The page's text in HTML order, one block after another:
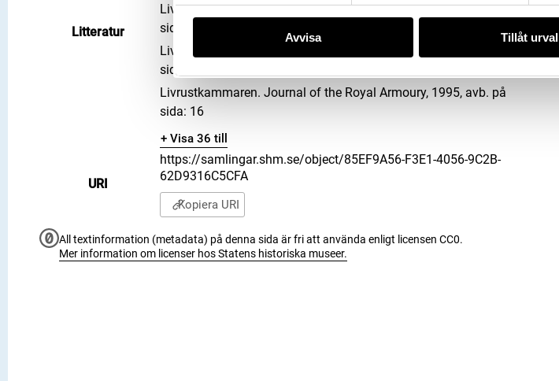
Avvisa Tillåt urval
Litteratur
Livrustkammaren. Journal of the Royal Armoury, 1998, avb. på
sida: 16
Livrustkammaren. Journal of the Royal Armoury, 1997, avb. på
sida: 16
Livrustkammaren. Journal of the Royal Armoury, 1995, avb. på
sida: 16
+ Visa 36 till
URI
https://samlingar.shm.se/object/85EF9A56-F3E1-4056-9C2B-
62D9316C5CFA
Kopiera URI
All textinformation (metadata) på denna sida är fri att använda enligt licensen CC0.
Mer information om licenser hos Statens historiska museer.